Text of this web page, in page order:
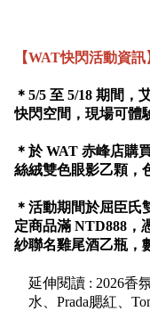
【WAT快閃活動資訊
＊5/5 至 5/18 期間，
快閃空間，現場可體
＊於 WAT 赤峰店購
絲絨雙色眼影乙顆，
＊活動期間於屈臣氏
定商品滿 NTD888，
紗聯名雞尾酒乙瓶，
延伸閱讀 : 2026香
水、Prada腮紅、